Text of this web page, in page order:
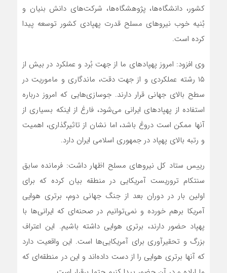
کشور، دانشگاه‌ها، پژوهشگاه‌ها، شرکت‌های دانش بنیان و
بُنیه خوب نیروهای مسلح قدرت پهپادی کشور توسعه پیدا
کرده است.
وی افزود: امروز پهپادهای ما از جهت بُرد و عملکرد در بیش از
۱۵ رشته عملکردی و از جهت دقت، ماندگاری و ماموریت در
سطح بالای جهانی قرار دارند. جوسازی‌هایی که امروز درباره
استفاده از پهپادهای ایرانی می‌شود، فارغ از اینکه بسیاری از
آنها ممکن است دروغ باشد، اما نشان از تاثیرگذاری، اهمیت
و رتبه بالای پهپاد در جمهوری اسلامی ایران دارد.
رییس ستاد کل نیروهای مسلح اظهار داشت: فرمانده سابق
سنتکام تروریست آمریکایی در منطقه بیان کرده که برای
اولین بار در دوران بعد از جنگ جهانی دوم، برتری هوایی
آمریکا برهم خورده و نمی‌توانیم در صحنه‌ای که ایرانی‌ها با
پهپاد حضور دارند، برتری هوایی داشته باشیم. این اعتراف
بزرگ و تحقیرآوری برای آمریکایی‌ها است. این واقعیت دارد
که آنها برتری هوایی را از دست داده‌اند و این در منطقه‌ای که